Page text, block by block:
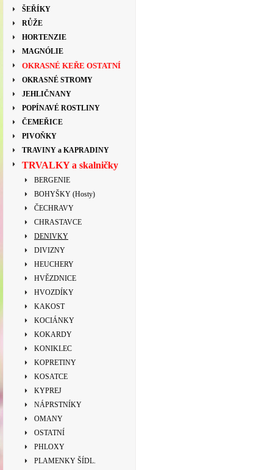
ŠEŘÍKY
RŮŽE
HORTENZIE
MAGNÓLIE
OKRASNÉ KEŘE OSTATNÍ
OKRASNÉ STROMY
JEHLIČNANY
POPÍNAVÉ ROSTLINY
ČEMEŘICE
PIVOŇKY
TRAVINY a KAPRADINY
TRVALKY a skalničky
BERGENIE
BOHYŠKY (Hosty)
ČECHRAVY
CHRASTAVCE
DENIVKY
DIVIZNY
HEUCHERY
HVĚZDNICE
HVOZDÍKY
KAKOST
KOCIÁNKY
KOKARDY
KONIKLEC
KOPRETINY
KOSATCE
KYPREJ
NÁPRSTNÍKY
OMANY
OSTATNÍ
PHLOXY
PLAMENKY ŠÍDL.